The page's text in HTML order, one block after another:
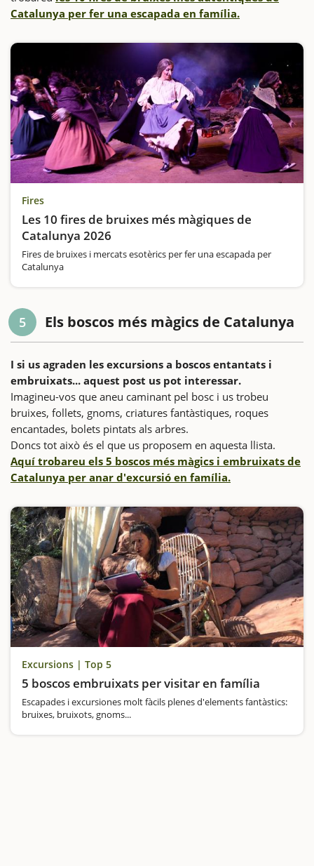
Catalunya per fer una escapada en família.
Fires
Les 10 fires de bruixes més màgiques de
Catalunya 2026
Fires de bruixes i mercats esotèrics per fer una escapada per
Catalunya
5 Els boscos més màgics de Catalunya
I si us agraden les excursions a boscos entantats i
embruixats... aquest post us pot interessar.
Imagineu-vos que aneu caminant pel bosc i us trobeu
bruixes, follets, gnoms, criatures fantàstiques, roques
encantades, bolets pintats als arbres.
Doncs tot això és el que us proposem en aquesta llista.
Aquí trobareu els 5 boscos més màgics i embruixats de
Catalunya per anar d'excursió en família.
Excursions | Top 5
5 boscos embruixats per visitar en família
Escapades i excursiones molt fàcils plenes d'elements fantàstics:
bruixes, bruixots, gnoms...